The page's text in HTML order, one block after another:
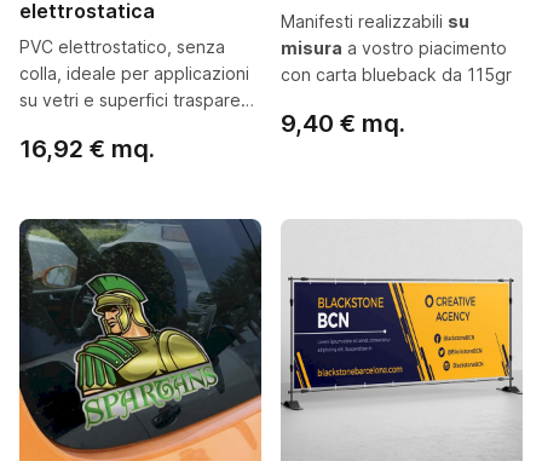
elettrostatica
PVC elettrostatico, senza
colla, ideale per applicazioni
su vetri e superfici trasparenti
16,92 € mq.
Configura ora
Manifesti realizzabili su
misura a vostro piacimento
con carta blueback da 115gr
9,40 € mq.